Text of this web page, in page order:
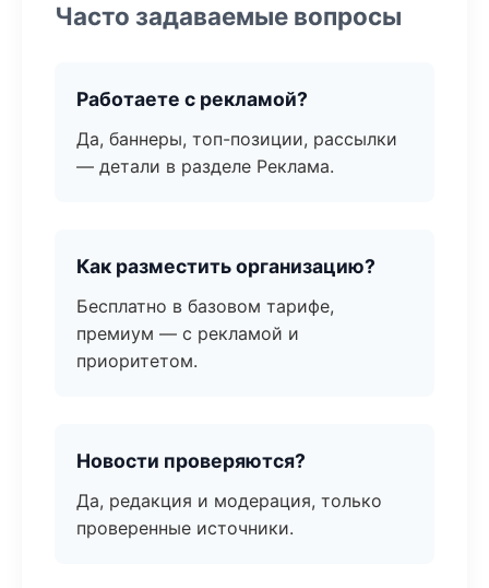
Часто задаваемые вопросы
Работаете с рекламой?
Да, баннеры, топ-позиции, рассылки
— детали в разделе Реклама.
Как разместить организацию?
Бесплатно в базовом тарифе,
премиум — с рекламой и
приоритетом.
Новости проверяются?
Да, редакция и модерация, только
проверенные источники.